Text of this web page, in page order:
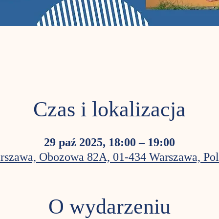
Czas i lokalizacja
29 paź 2025, 18:00 – 19:00
Obozowa 82A, 01-434 Warszawa,
O wydarzeniu